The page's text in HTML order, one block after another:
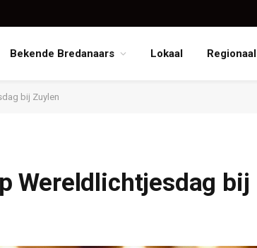
Bekende Bredanaars Lokaal Regionaal
bij Zuylen
Wereldlichtjesdag bij